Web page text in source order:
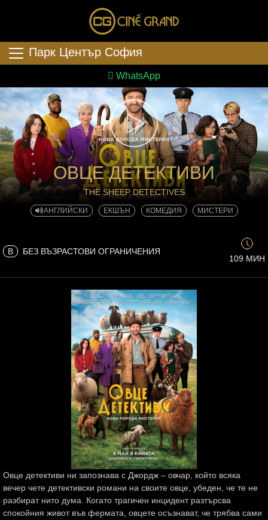
Парк Център София
WhatsApp
ОВЦЕ ДЕТЕКТИВИ
THE SHEEP DETECTIVES
АНГЛИЙСКИ ЕКШЪН КОМЕДИЯ МИСТЕРИ
B БЕЗ ВЪЗРАСТОВИ ОГРАНИЧЕНИЯ
109 МИН
Овце детективи ни запознава с Джордж – овчар, който всяка
вечер чете детективски романи на своите овце, убеден, че те не
разбират нито дума. Когато трагичен инцидент разтърсва
спокойния живот във фермата, овцете осъзнават, че трябва сами